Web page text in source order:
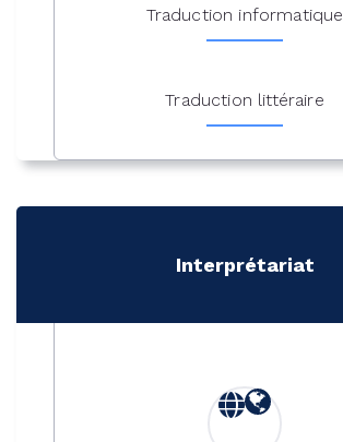
Traduction informatique
Traduction littéraire
Interprétariat